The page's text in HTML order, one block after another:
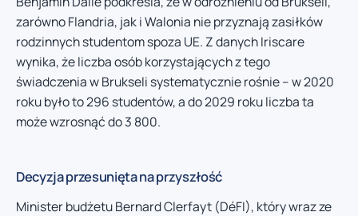
zarówno Flandria, jak i Walonia nie przyznają zasiłków
rodzinnych studentom spoza UE. Z danych Iriscare
wynika, że liczba osób korzystających z tego
świadczenia w Brukseli systematycznie rośnie – w 2020
roku było to 296 studentów, a do 2029 roku liczba ta
może wzrosnąć do 3 800.
Decyzja przesunięta na przyszłość
Minister budżetu Bernard Clerfayt (DéFI), który wraz ze